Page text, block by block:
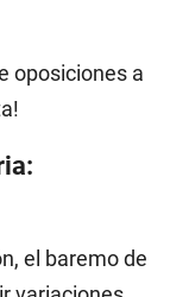
oposiciones a
el baremo de